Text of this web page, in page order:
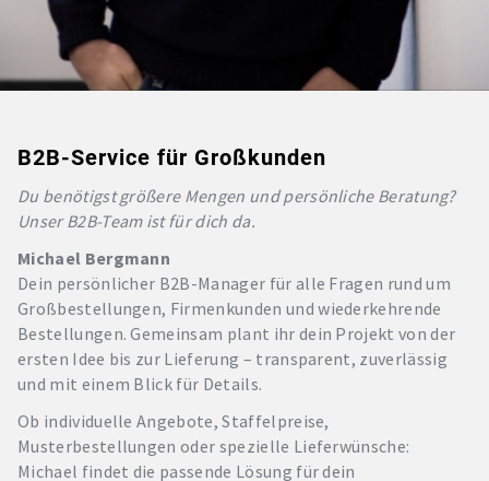
B2B-Service für Großkunden
Du benötigst größere Mengen und persönliche Beratung?
Unser B2B-Team ist für dich da.
Michael Bergmann
Dein persönlicher B2B-Manager für alle Fragen rund um
Großbestellungen, Firmenkunden und wiederkehrende
Bestellungen. Gemeinsam plant ihr dein Projekt von der
ersten Idee bis zur Lieferung – transparent, zuverlässig
und mit einem Blick für Details.
Ob individuelle Angebote, Staffelpreise,
Musterbestellungen oder spezielle Lieferwünsche:
Michael findet die passende Lösung für dein